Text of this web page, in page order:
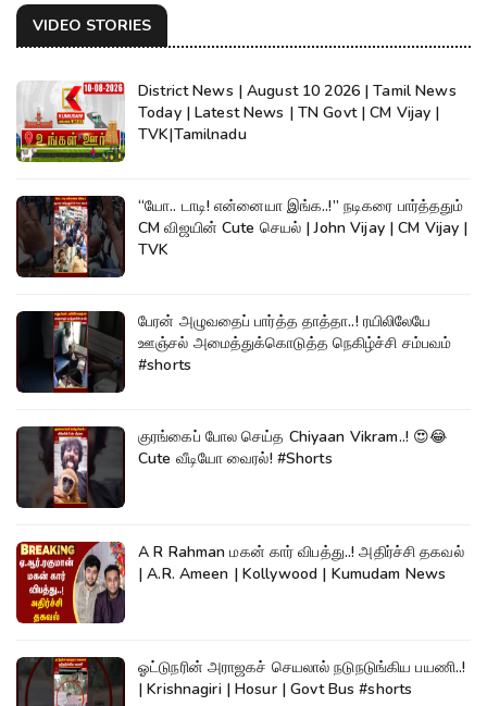
VIDEO STORIES
District News | August 10 2026 | Tamil News
Today | Latest News | TN Govt | CM Vijay |
TVK|Tamilnadu
“யோ.. டாடி! என்னையா இங்க..!” நடிகரை பார்த்ததும்
CM விஜயின் Cute செயல் | John Vijay | CM Vijay |
TVK
பேரன் அழுவதைப் பார்த்த தாத்தா..! ரயிலிலேயே
ஊஞ்சல் அமைத்துக்கொடுத்த நெகிழ்ச்சி சம்பவம்
#shorts
குரங்கைப் போல செய்த Chiyaan Vikram..! 😍😂
Cute வீடியோ வைரல்! #Shorts
A R Rahman மகன் கார் விபத்து..! அதிர்ச்சி தகவல்
| A.R. Ameen | Kollywood | Kumudam News
ஓட்டுநரின் அராஜகச் செயலால் நடுநடுங்கிய பயணி..!
| Krishnagiri | Hosur | Govt Bus #shorts